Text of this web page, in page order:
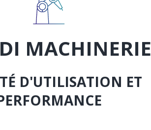
MACHINERIE
D'UTILISATION ET